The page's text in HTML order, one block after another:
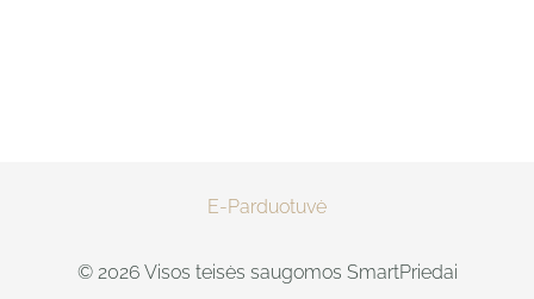
E-Parduotuvė
© 2026 Visos teisės saugomos SmartPriedai